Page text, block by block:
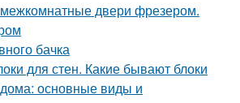
двери фрезером.
бачка
для стен. Какие бывают блоки
дома: основные виды и